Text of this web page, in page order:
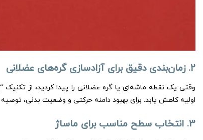
2. زمان‌بندی دقیق برای آزادسازی گره‌های عضلانی
اولیه کاهش یابد. برای بهبود دامنه حرکتی و وضعیت بدنی، توصیه می‌شود فشار را برای
3. انتخاب سطح مناسب برای ماساژ